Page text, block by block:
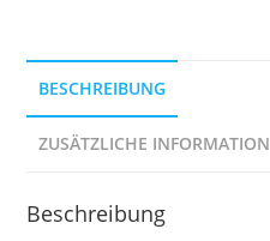
BESCHREIBUNG
ZUSÄTZLICHE INFORMATION
Beschreibung